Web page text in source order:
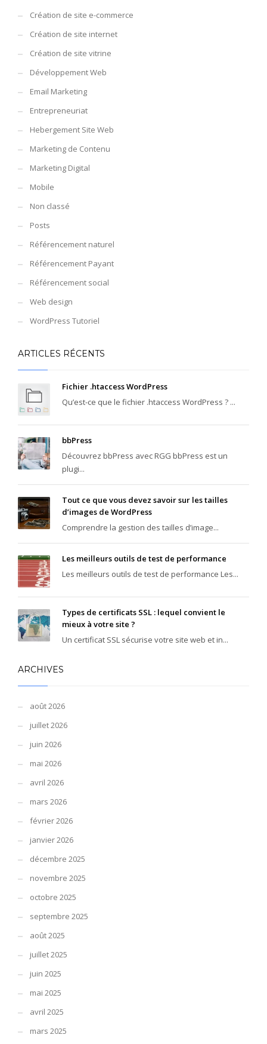
Création de site e-commerce
Création de site internet
Création de site vitrine
Développement Web
Email Marketing
Entrepreneuriat
Hebergement Site Web
Marketing de Contenu
Marketing Digital
Mobile
Non classé
Posts
Référencement naturel
Référencement Payant
Référencement social
Web design
WordPress Tutoriel
ARTICLES RÉCENTS
Fichier .htaccess WordPress
Qu’est-ce que le fichier .htaccess WordPress ? ...
bbPress
Découvrez bbPress avec RGG bbPress est un
plugi...
Tout ce que vous devez savoir sur les tailles
d’images de WordPress
Comprendre la gestion des tailles d’image...
Les meilleurs outils de test de performance
Les meilleurs outils de test de performance Les...
Types de certificats SSL : lequel convient le
mieux à votre site ?
Un certificat SSL sécurise votre site web et in...
ARCHIVES
août 2026
juillet 2026
juin 2026
mai 2026
avril 2026
mars 2026
février 2026
janvier 2026
décembre 2025
novembre 2025
octobre 2025
septembre 2025
août 2025
juillet 2025
juin 2025
mai 2025
avril 2025
mars 2025